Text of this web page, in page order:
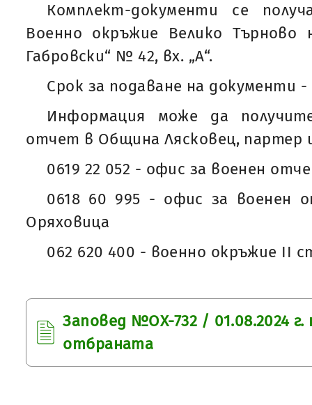
Комплект-документи се
Военно окръжие Велико Търново
Габровски“ № 42, вх. „А“.
Срок за подаване на документи -
Информация може да
отчет в Община Лясковец, партер
0619 22 052 - офис за военен
0618 60 995 - офис за военен
Оряховица
062 620 400 - военно окръжие II
Заповед №ОХ-732 / 01.08.2024
отбраната